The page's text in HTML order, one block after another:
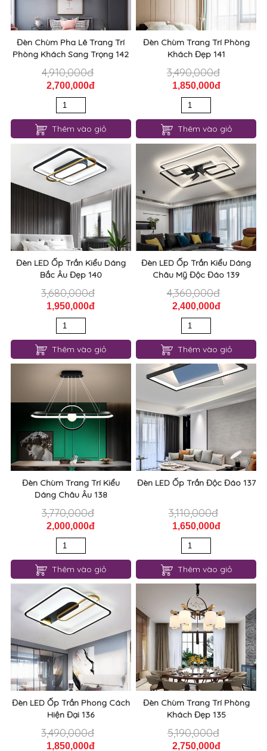
Đèn Chùm Pha Lê Trang Trí
Phòng Khách Sang Trọng 142
4,910,000đ
2,700,000đ
Thêm vào giỏ
Đèn Chùm Trang Trí Phòng
Khách Đẹp 141
3,490,000đ
1,850,000đ
Thêm vào giỏ
Đèn LED Ốp Trần Kiểu Dáng
Bắc Âu Đẹp 140
3,680,000đ
1,950,000đ
Thêm vào giỏ
Đèn LED Ốp Trần Kiểu Dáng
Châu Mỹ Độc Đáo 139
4,360,000đ
2,400,000đ
Thêm vào giỏ
Đèn Chùm Trang Trí Kiểu
Dáng Châu Âu 138
3,770,000đ
2,000,000đ
Thêm vào giỏ
Đèn LED Ốp Trần Độc Đáo 137
3,110,000đ
1,650,000đ
Thêm vào giỏ
Đèn LED Ốp Trần Phong Cách
Hiện Đại 136
3,490,000đ
1,850,000đ
Đèn Chùm Trang Trí Phòng
Khách Đẹp 135
5,190,000đ
2,750,000đ